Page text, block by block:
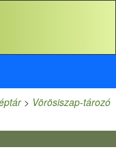
> Vörösiszap-tározó